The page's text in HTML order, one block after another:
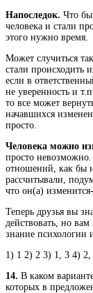
Напоследок. Что бы
человека и стали
этого нужно время.
Может случиться
стали происходить
если в
не уверенность и
то все может
начавшихся
просто.
Человека можно
просто
отношений, как бы
рассчитывали,
что он(а)
Теперь друзья вы
действовать, но
знание психологии
1) 1 2) 2 3) 1, 3 4) 2,
14. В каком
которых в